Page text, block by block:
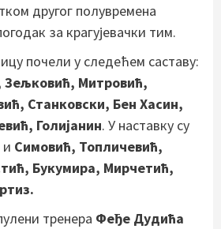
другог полувремена
за крагујевачки тим.
почели у следећем саставу:
Зељковић, Митровић,
Станковски, Бен Хасин,
Голијанин. У наставку су
Симовић, Топличевић,
Букумира, Мирчетић,
тренера Феђе Дудића